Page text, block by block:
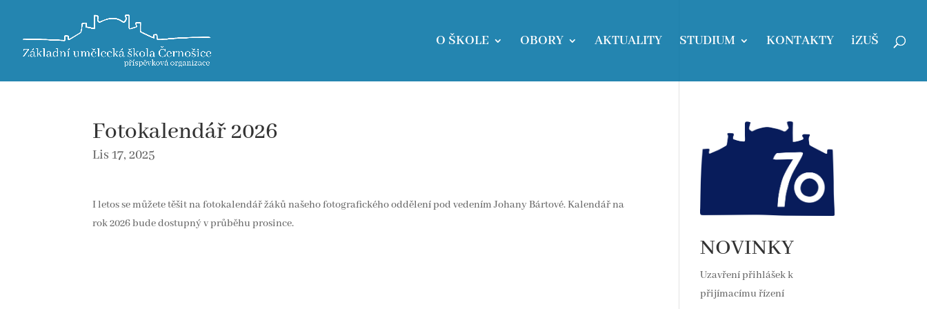
O ŠKOLE OBORY AKTUALITY STUDIUM KONTAKTY iZUŠ
Fotokalendář 2026
Lis 17, 2025
I letos se můžete těšit na fotokalendář žáků našeho fotografického oddělení pod vedením Johany Bártové. Kalendář na
rok 2026 bude dostupný v průběhu prosince.
NOVINKY
Uzavření přihlášek k
přijímacímu řízení